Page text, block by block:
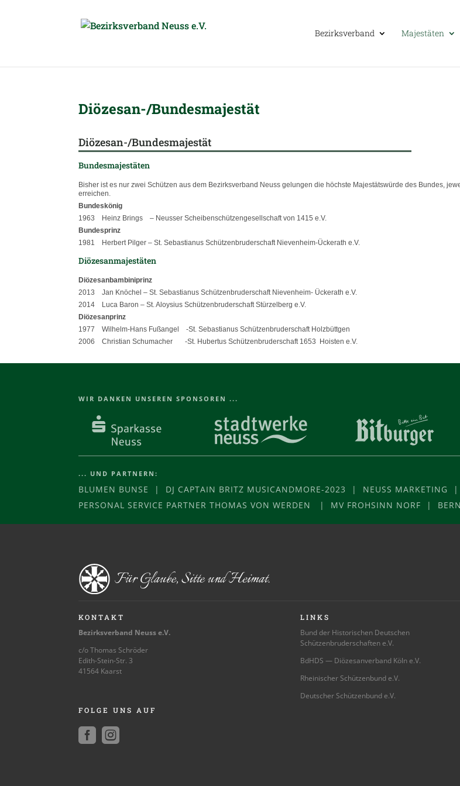
Bezirks­ver­band Majes­tä­ten
Diö­ze­san-/Bun­des­ma­jes­tät
Diö­ze­san-/Bun­des­ma­jes­tät
Bun­des­ma­jes­tä­ten
Bis­her ist es nur zwei Schüt­zen aus dem Bezirks­ver­band Neuss gelun­gen die höchste Majes­täts­würde des Bun­des,
erreichen.
Bun­des­kö­nig
1963 Heinz Brings – Neus­ser Schei­ben­schüt­zen­ge­sell­schaft von 1415 e.V.
Bun­des­prinz
1981 Her­bert Pil­ger – St. Sebas­tia­nus Schüt­zen­bru­der­schaft Nie­ven­heim-Ücke­rath e.V.
Diö­ze­san­ma­jes­tä­ten
Diö­ze­san­bam­bi­ni­prinz
2013 Jan Knö­chel – St. Sebas­tia­nus Schüt­zen­bru­der­schaft Nie­ven­heim- Ücke­rath e.V.
2014 Luca Baron – St. Aloy­sius Schüt­zen­bru­der­schaft Stür­zel­berg e.V.
Diö­ze­san­prinz
1977 Wil­helm-Hans Fuß­an­gel ‑St. Sebas­tia­nus Schüt­zen­bru­der­schaft Holzbüttgen
2006 Chris­tian Schu­ma­cher ‑St. Huber­tus Schüt­zen­bru­der­schaft 1653 Hois­ten e.V.
WIR DANKEN UNSEREN SPONSOREN ...
... UND PARTNERN:
BLUMEN BUNSE | DJ CAPTAIN BRITZ MUSICANDMORE-2023 | NEUSS MARKETING |
PERSONAL SERVICE PARTNER THOMAS VON WERDEN | MV FROHSINN NORF |
KONTAKT
Bezirksverband Neuss e.V.
c/o Thomas Schröder
Edith-Stein-Str. 3
41564 Kaarst
FOLGE UNS AUF
 
LINKS
Bund der Historischen Deutschen
Schützenbruderschaften e.V.
BdHDS — Diözesanverband Köln e.V.
Rheinischer Schützenbund e.V.
Deutscher Schützenbund e.V.